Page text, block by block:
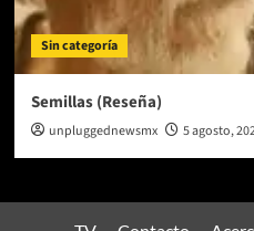
Sin categoría
Semillas (Reseña)
unpluggednewsmx 5 agosto,